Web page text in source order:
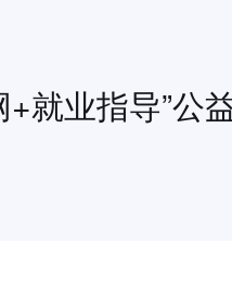
就业指导”公